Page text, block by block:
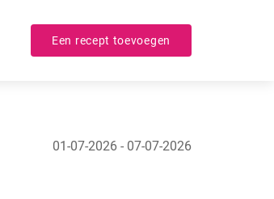
Een recept toevoegen
01-07-2026 - 07-07-2026